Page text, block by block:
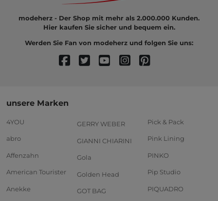
modeherz - Der Shop mit mehr als 2.000.000 Kunden.
Hier kaufen Sie sicher und bequem ein.
Werden Sie Fan von modeherz und folgen Sie uns:
unsere Marken
4YOU
abro
Affenzahn
American Tourister
Anekke
GERRY WEBER
GIANNI CHIARINI
Gola
Golden Head
GOT BAG
Pick & Pack
Pink Lining
PINKO
Pip Studio
PIQUADRO